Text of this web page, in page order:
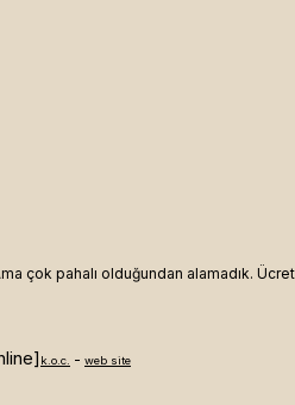
çok pahalı olduğundan alamadık.
k.o.c. - web site